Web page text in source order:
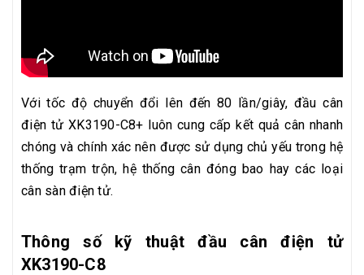
Với tốc độ chuyển đổi lên đến 80 lần/giây, đầu cân
điện tử XK3190-C8+ luôn cung cấp kết quả cân nhanh
chóng và chính xác nên được sử dụng chủ yếu trong hệ
thống trạm trộn, hệ thống cân đóng bao hay các loại
cân sàn điện tử.
Thông số kỹ thuật đầu cân điện tử
XK3190-C8